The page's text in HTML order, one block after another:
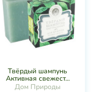
Твёрдый шампунь
Активная свежест...
Дом Природы